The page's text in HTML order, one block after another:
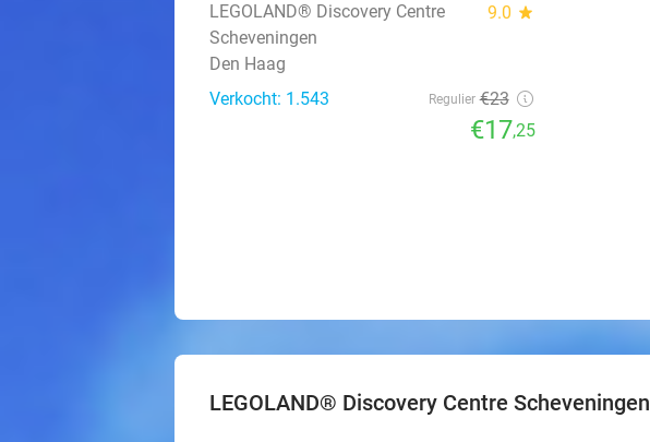
LEGOLAND® Discovery Centre
Scheveningen
9.0 star
Den Haag
Verkocht: 1.543
Regulier €23
€17,25
LEGOLAND® Discovery Centre Scheveningen